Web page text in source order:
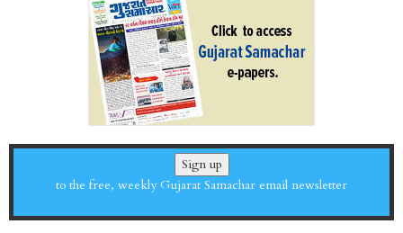
Sign up
to the free, weekly Gujarat Samachar email newsletter